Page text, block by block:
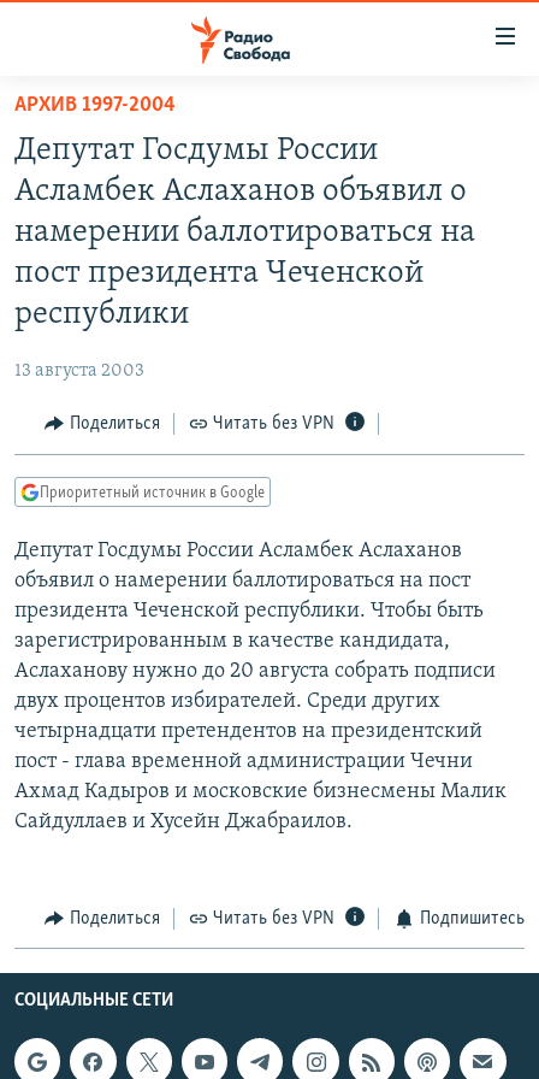
упрощенного
доступа
Вернуться
основному
содержанию
главной
навигации
Вернутся
поиску
ПОДКАСТЫ
АВТОРСКИЕ ПРОЕКТЫ
МНЕНИЯ
IDEL.РЕАЛИИ
КАВКАЗ.РЕАЛИИ
СЕВЕР.РЕАЛИИ
РАСПИСАНИЕ ВЕЩАНИЯ
ПОДПИШИТЕСЬ НА РАССЫЛКУ
СОЦИАЛЬНЫЕ СЕТИ
Все сайты РСЕ/РС
АРХИВ 1997-2004
Депутат Госдумы России
Асламбек Аслаханов объявил о
намерении баллотироваться на
пост президента Чеченской
республики
13 августа 2003
Поделиться Читать без VPN
Приоритетный источник в Google
Депутат Госдумы России Асламбек Аслаханов
объявил о намерении баллотироваться на пост
президента Чеченской республики. Чтобы быть
зарегистрированным в качестве кандидата,
Аслаханову нужно до 20 августа собрать подписи
двух процентов избирателей. Среди других
четырнадцати претендентов на президентский
пост - глава временной администрации Чечни
Ахмад Кадыров и московские бизнесмены Малик
Сайдуллаев и Хусейн Джабраилов.
Поделиться Читать без VPN Подпишитесь
СОЦИАЛЬНЫЕ СЕТИ